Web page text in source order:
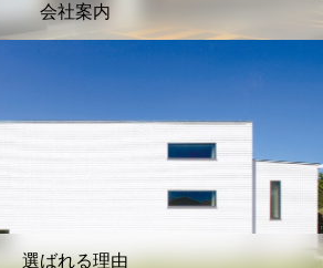
会社案内
選ばれる理由